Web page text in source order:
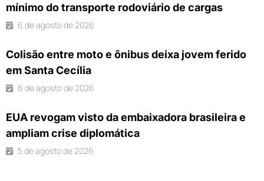
mínimo do transporte rodoviário de cargas
6 de agosto de 2026
Colisão entre moto e ônibus deixa jovem ferido
em Santa Cecília
6 de agosto de 2026
EUA revogam visto da embaixadora brasileira e
ampliam crise diplomática
5 de agosto de 2026